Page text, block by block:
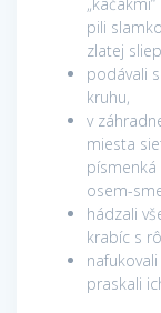
pili
zlatej
podávali
kruhu,
v
miesta
osem-
hádzali
krabíc s
praskali